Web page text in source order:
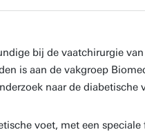
bij de vaatchirurgie
is aan de vakgroep
naar de diabetische
voet, met een speciale